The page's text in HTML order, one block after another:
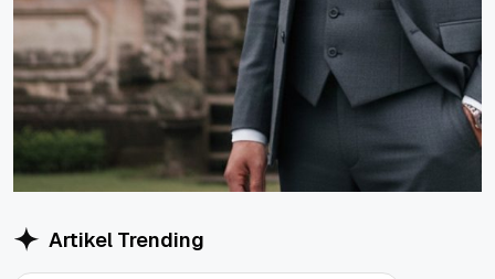
Artikel Trending